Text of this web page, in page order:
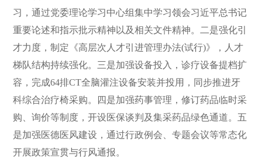
习，通过党委理论学习中心组集中学习领会习近平总书记
重要论述和指示批示精神以及相关文件精神。二是强化引
才力度，制定《高层次人才引进管理办法(试行)》，人才
梯队结构持续强化。三是加强设备投入，诊疗设备提档扩
容，完成64排CT全脑灌注设备安装并投用，同步推进牙
科综合治疗椅采购。四是加强药事管理，修订药品临时采
购、询价等制度，开设医保谈判及集采药品绿色通道。五
是加强医德医风建设，通过行政例会、专题会议等常态化
开展政策宣贯与行风通报。